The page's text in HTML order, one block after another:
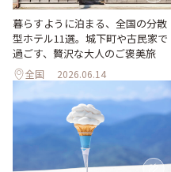
暮らすように泊まる、全国の分散
型ホテル11選。城下町や古民家で
過ごす、贅沢な大人のご褒美旅
全国 2026.06.14